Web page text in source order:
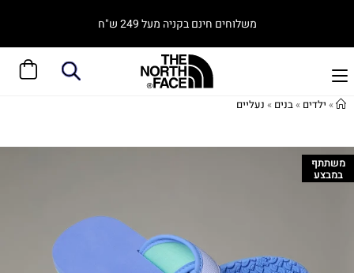
משלוחים חינם בקניה מעל 249 ש"ח
» ילדים »בנים » נעליים
משתתף
במבצע